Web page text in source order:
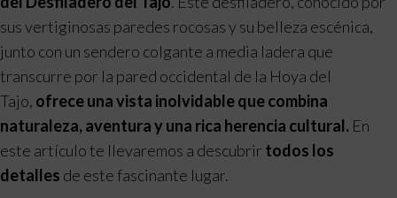
sus vertiginosas paredes rocosas y su belleza escénica,
junto con un sendero colgante a media ladera que
transcurre por la pared occidental de la Hoya del
Tajo, ofrece una vista inolvidable que combina
naturaleza, aventura y una rica herencia cultural. En
este artículo te llevaremos a descubrir todos los
detalles de este fascinante lugar.